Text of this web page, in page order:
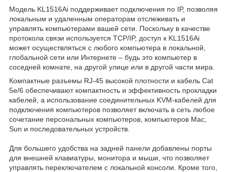
Модель KL1516Ai поддерживает подключения по IP, позволяя
локальным и удаленным операторам отслеживать и
управлять компьютерами вашей сети. Поскольку в качестве
протокола связи используется TCP/IP, доступ к KL1516Ai
может осуществляться с любого компьютера в локальной,
глобальной сети или Интернете – будь это компьютер в
соседней комнате, на другой улице или в другой части мира.
Компактные разъемы RJ-45 высокой плотности и кабель Cat
5e/6 обеспечивают компактность и эффективность прокладки
кабелей, а использование соединительных KVM-кабелей для
подключения компьютеров позволяет включать в сеть любое
сочетание персональных компьютеров, компьютеров Mac,
Sun и последовательных устройств.
Для большего удобства на задней панели добавлены порты
для внешней клавиатуры, монитора и мыши, что позволяет
управлять переключателем с локальной консоли. Кроме того,